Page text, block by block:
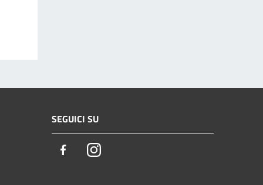
SEGUICI SU
FacebookInstagram